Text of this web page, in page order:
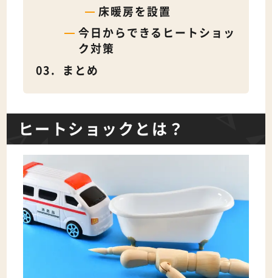
床暖房を設置
今日からできるヒートショッ
ク対策
まとめ
ヒートショックとは？